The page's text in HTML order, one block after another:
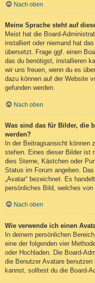
Nach oben
Meine Sprache steht auf
Meist hat die Board-
installiert oder niemand hat
übersetzt. Frage ggf. einen
das du benötigst, installieren
wir uns freuen, wenn du es
dazu können auf der Website
gefunden werden.
Nach oben
Was sind das für Bilder, die
werden?
In der Beitragsansicht können
stehen. Eines dieser Bilder ist
dies Sterne, Kästchen oder
Status im Forum angeben.
„Avatar“ bezeichnet. Es
persönliches Bild, welches
Nach oben
Wie verwende ich einen
In deinem persönlichen
eine der folgenden vier
oder Hochladen. Die Board-
die Benutzer Avatare
kannst, solltest du die Board-